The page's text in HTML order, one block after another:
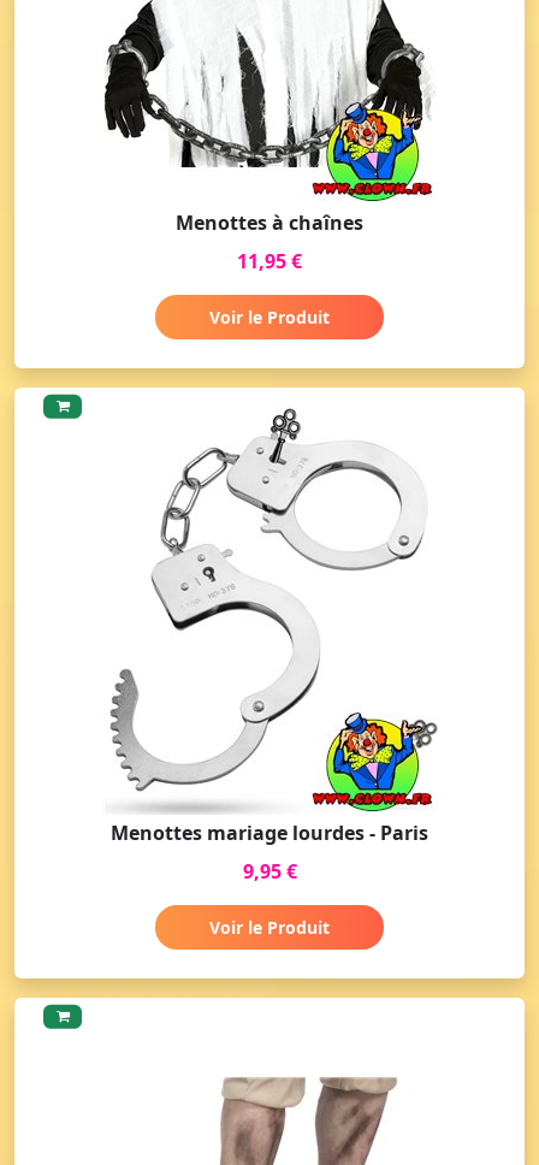
Menottes à chaînes
11,95 €
Voir le Produit
Menottes mariage lourdes - Paris
9,95 €
Voir le Produit